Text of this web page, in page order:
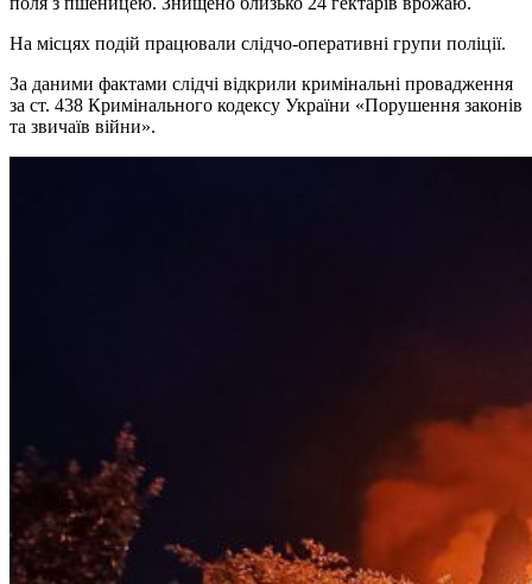
На місцях подій працювали слідчо-оперативні групи поліції.
За даними фактами слідчі відкрили кримінальні провадження
за ст. 438 Кримінального кодексу України «Порушення законів
та звичаїв війни».